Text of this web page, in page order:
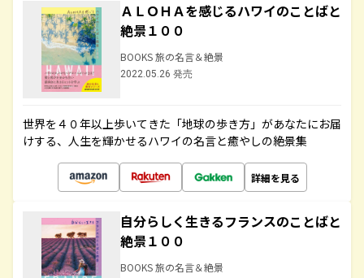
ＡＬＯＨＡを感じるハワイのことばと
絶景１００
BOOKS 旅の名言＆絶景
2022.05.26 発売
世界を４０年以上歩いてきた「地球の歩き方」があなたにお届
けする、人生を輝かせるハワイの名言と癒やしの絶景集
詳細を見る
自分らしく生きるフランスのことばと
絶景１００
BOOKS 旅の名言＆絶景